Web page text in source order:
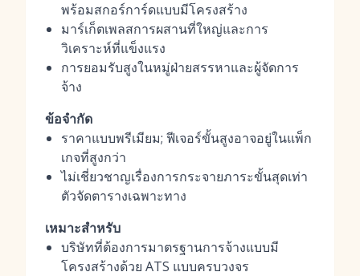
พร้อมสกอร์การ์ดแบบมีโครงสร้าง
มาร์เก็ตเพลสการผสานที่ใหญ่และการ
วิเคราะห์ที่แข็งแรง
การยอมรับสูงในหมู่ฝ่ายสรรหาและผู้จัดการ
จ้าง
ข้อจำกัด
ราคาแบบพรีเมียม; ฟีเจอร์ขั้นสูงอาจอยู่ในแพ็ก
เกจที่สูงกว่า
ไม่เชี่ยวชาญเรื่องการกระจายภาระขั้นสุดเท่า
ตัวจัดตารางเฉพาะทาง
เหมาะสำหรับ
บริษัทที่ต้องการมาตรฐานการจ้างแบบมี
โครงสร้างด้วย ATS แบบครบวงจร